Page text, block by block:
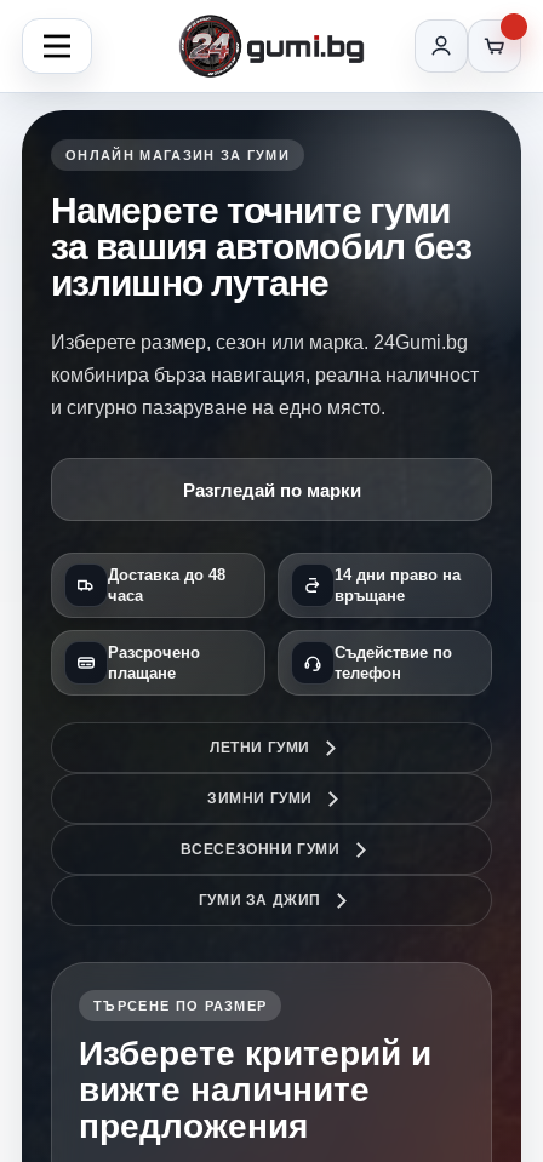
ОНЛАЙН МАГАЗИН ЗА ГУМИ
Намерете точните гуми
за вашия автомобил без
излишно лутане
Изберете размер, сезон или марка. 24Gumi.bg
комбинира бърза навигация, реална наличност
и сигурно пазаруване на едно място.
Разгледай по марки
Доставка до 48
часа
14 дни право на
връщане
Разсрочено
плащане
Съдействие по
телефон
ЛЕТНИ ГУМИ
ЗИМНИ ГУМИ
ВСЕСЕЗОННИ ГУМИ
ГУМИ ЗА ДЖИП
ТЪРСЕНЕ ПО РАЗМЕР
Изберете критерий и
вижте наличните
предложения